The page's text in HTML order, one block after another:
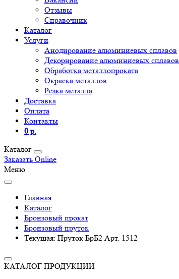
Отзывы
Справочник
Каталог
Услуги
Анодирование алюминиевых сплавов
Декорирование алюминиевых сплавов
Обработка металлопроката
Окраска металлов
Резка металла
Доставка
Оплата
Контакты
0 р.
Каталог
Заказать Online
Меню
Главная
Каталог
Бронзовый прокат
Бронзовый пруток
Текущая: Пруток БрБ2 Арт. 1512
КАТАЛОГ ПРОДУКЦИИ